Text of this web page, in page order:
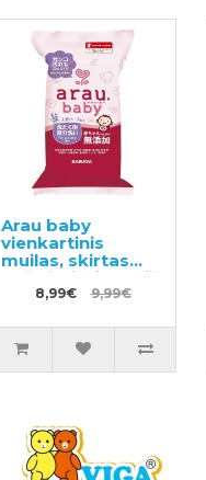
Arau baby
vienkartinis
muilas, skirtas
pašalinti dėmes iš
vaikiškų audeklų,
8,99€ 9,99€